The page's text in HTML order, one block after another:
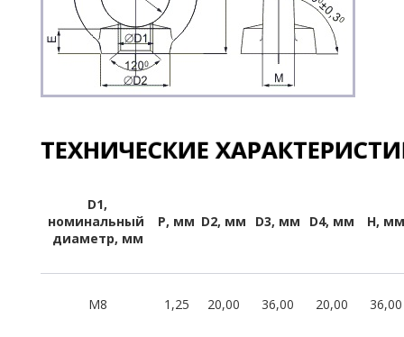
ТЕХНИЧЕСКИЕ
D1,
номинальный
диаметр, мм
P, мм D2, мм D3, мм D4, мм H, мм
M8 1,25 20,00 36,00 20,00 36,00